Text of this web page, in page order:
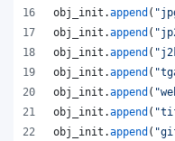
obj_init .append (
obj_init .append (
obj_init .append (
obj_init .append (
obj_init .append (
obj_init .append (
obj_init .append (